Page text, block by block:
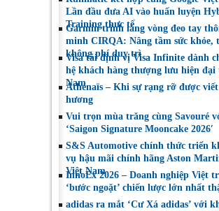
Lần đầu đưa AI vào huấn luyện
Training thực tế
Garmin trình làng vòng đeo tay
minh CIRQA: Nâng tầm sức khỏe,
không phí duy trì
Visa tái định vị Visa Infinite dành
hệ khách hàng thượng lưu hiện đại
Nam
Athénaïs – Khi sự rạng rỡ được
hương
Vui trọn mùa trăng cùng Savouré
‘Saigon Signature Mooncake 2026′
S&S Automotive chính thức triển
vụ hậu mãi chính hãng Aston
Việt Nam
InnoEx 2026 – Doanh nghiệp Việt
‘bước ngoặt’ chiến lược lớn nhất
adidas ra mắt ‘Cư Xá adidas’ với